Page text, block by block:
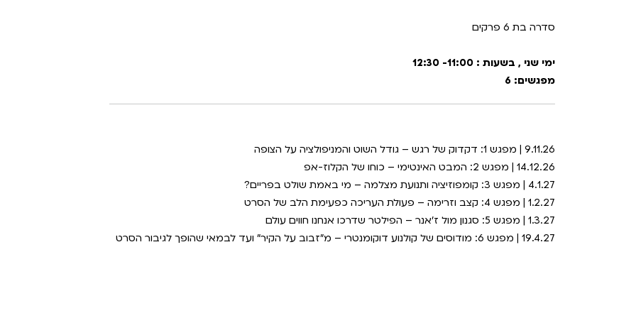
סדרה בת 6 פרקים
ימי שני , בשעות : 11:00- 12:30
מפגשים: 6
9.11.26 | מפגש 1: דקדוק של רגש – גודל השוט והמניפולציה על הצופה
14.12.26 | מפגש 2: המבט האינטימי – כוחו של הקלוז-אפ
4.1.27 | מפגש 3: קומפוזיציה ותנועת מצלמה – מי באמת שולט בפריים?
1.2.27 | מפגש 4: קצב וזרימה – פעולת העריכה כפעימת הלב של הסרט
1.3.27 | מפגש 5: סגנון מול ז'אנר – הפילטר שדרכו אנחנו חווים עולם
19.4.27 | מפגש 6: מודוסים של קולנוע דוקומנטרי – מ"זבוב על הקיר" ועד לבמאי שהופך לגיבור הסרט